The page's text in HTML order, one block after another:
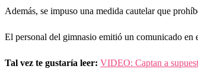
Además, se impuso una medida cautelar que
El personal del gimnasio emitió un comunicado en
Tal vez te gustaría leer: VIDEO: Captan a